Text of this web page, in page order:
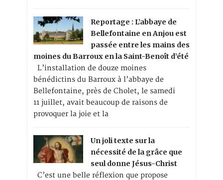
Reportage : L’abbaye de
Bellefontaine en Anjou est
passée entre les mains des
moines du Barroux en la Saint-Benoît d’été
L’installation de douze moines
bénédictins du Barroux à l’abbaye de
Bellefontaine, près de Cholet, le samedi
11 juillet, avait beaucoup de raisons de
provoquer la joie et la
Un joli texte sur la
nécessité de la grâce que
seul donne Jésus-Christ
C’est une belle réflexion que propose